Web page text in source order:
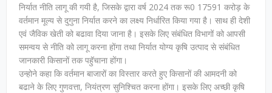
निर्यात नीति लागू की गयी है, जिसके द्वारा वर्ष 2024 तक रू0 17591 करोड़ के
वर्तमान मूल्य से दुगुना निर्यात करने का लक्ष्य निर्धारित किया गया है। साथ ही देशी
एवं जैविक खेती को बढावा दिया जाना है। इसके लिए संबंधित विभागों को आपसी
समन्वय से नीति को लागू करना होंगा तथा निर्यात योग्य कृषि उत्पाद से संबंधित
जानकारी किसानों तक पहुॅचाना होंगा।
उन्होने कहा कि वर्तमान बाजारों का विस्तार करते हुए किसानों की आमदनी को
बढाने के लिए गुणवत्ता, नियंत्रण सुनिश्चित करना होंगा। इसके लिए अच्छी कृषि